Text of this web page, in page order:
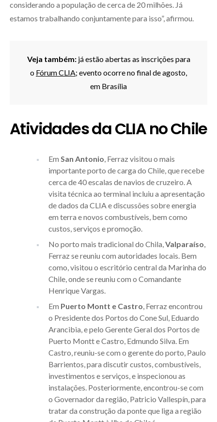
considerando a população de cerca de 20 milhões. Já
estamos trabalhando conjuntamente para isso”, afirmou.
Veja também:já estão abertas as inscrições para
o Fórum CLIA; evento ocorre no final de agosto,
em Brasília
Atividades da CLIA no Chile
Em San Antonio , Ferraz visitou o mais
importante porto de carga do Chile, que recebe
cerca de 40 escalas de navios de cruzeiro. A
visita técnica ao terminal incluiu a apresentação
de dados da CLIA e discussões sobre energia
em terra e novos combustíveis, bem como
custos, serviços e promoção.
No porto mais tradicional do Chila, Valparaíso
Ferraz se reuniu com autoridades locais. Bem
como, visitou o escritório central da Marinha do
Chile, onde se reuniu com o Comandante
Henrique Vargas.
Em Puerto Montt e Castro , Ferraz encontrou
o Presidente dos Portos do Cone Sul, Eduardo
Arancibia, e pelo Gerente Geral dos Portos de
Puerto Montt e Castro, Edmundo Silva. Em
Castro, reuniu-se com o gerente do porto, Paulo
Barrientos, para discutir custos, combustíveis,
investimentos e serviços, e inspecionou as
instalações. Posteriormente, encontrou-se com
o Governador da região, Patricio Vallespín, para
tratar da construção da ponte que liga a região